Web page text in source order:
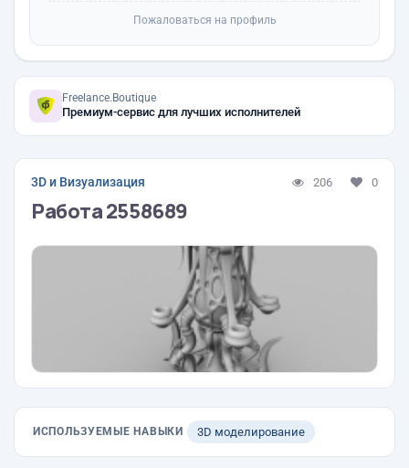
Пожаловаться на профиль
Freelance.Boutique
Премиум-сервис для лучших исполнителей
3D и Визуализация 206 0
Работа 2558689
ИСПОЛЬЗУЕМЫЕ НАВЫКИ 3D моделирование